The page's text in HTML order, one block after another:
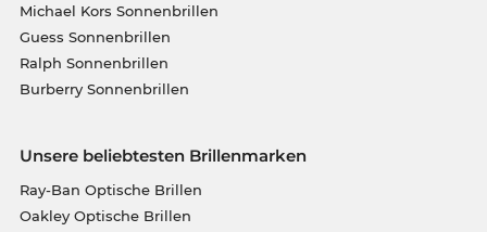
Michael Kors Sonnenbrillen
Guess Sonnenbrillen
Ralph Sonnenbrillen
Burberry Sonnenbrillen
Unsere beliebtesten Brillenmarken
Ray-Ban Optische Brillen
Oakley Optische Brillen